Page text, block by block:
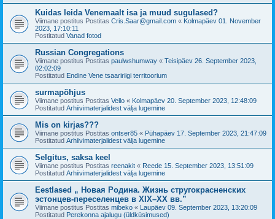
Kuidas leida Venemaalt isa ja muud sugulased?
Viimane postitus Postitas Cris.Saar@gmail.com « Kolmapäev 01. November
2023, 17:10:11
Postitatud Vanad fotod
Russian Congregations
Viimane postitus Postitas paulwshumway « Teisipäev 26. September 2023,
02:02:09
Postitatud Endine Vene tsaaririigi territoorium
surmapõhjus
Viimane postitus Postitas Vello « Kolmapäev 20. September 2023, 12:48:09
Postitatud Arhiivimaterjalidest välja lugemine
Mis on kirjas???
Viimane postitus Postitas ontser85 « Pühapäev 17. September 2023, 21:47:09
Postitatud Arhiivimaterjalidest välja lugemine
Selgitus, saksa keel
Viimane postitus Postitas reenakit « Reede 15. September 2023, 13:51:09
Postitatud Arhiivimaterjalidest välja lugemine
Eestlased „ Новая Родина. Жизнь стругокрасненских
эстонцев-переселенцев в XIX–XX вв.”
Viimane postitus Postitas mibeko « Laupäev 09. September 2023, 13:20:09
Postitatud Perekonna ajalugu (üldküsimused)